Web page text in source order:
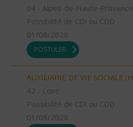
04 - Alpes-de-Haute-Provence
Possibilité de CDI ou CDD
01/08/2026
POSTULER
AUXILIAIRE DE VIE SOCIALE
42 - Loire
Possibilité de CDI ou CDD
01/08/2026